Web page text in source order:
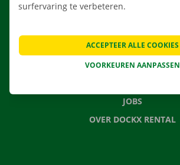
VEELGESTELDE VRAGEN
NIEUWS
JOBS
OVER DOCKX RENTAL
surfervaring te verbeteren.
VOORKEUREN AANPASSEN
ACCEPTEER ALLE COOKIES